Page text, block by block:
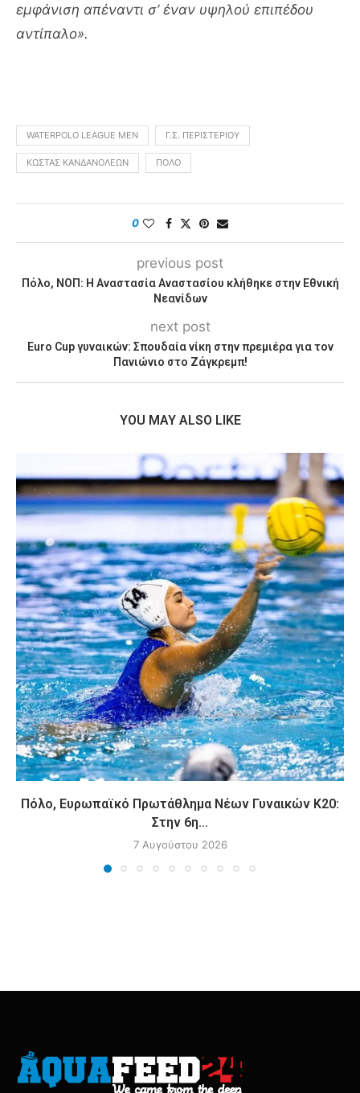
εμφάνιση απέναντι σ’ έναν υψηλού επιπέδου
αντίπαλο».
WATERPOLO LEAGUE MEN Γ.Σ. ΠΕΡΙΣΤΕΡΊΟΥ
ΚΏΣΤΑΣ ΚΑΝΔΑΝΟΛΈΩΝ ΠΌΛΟ
0
previous post
Πόλο, ΝΟΠ: Η Αναστασία Αναστασίου κλήθηκε στην Εθνική
Νεανίδων
next post
Euro Cup γυναικών: Σπουδαία νίκη στην πρεμιέρα για τον
Πανιώνιο στο Ζάγκρεμπ!
YOU MAY ALSO LIKE
Πόλο, Ευρωπαϊκό Πρωτάθλημα Νέων Γυναικών Κ20:
Στην 6η...
7 Αυγούστου 2026